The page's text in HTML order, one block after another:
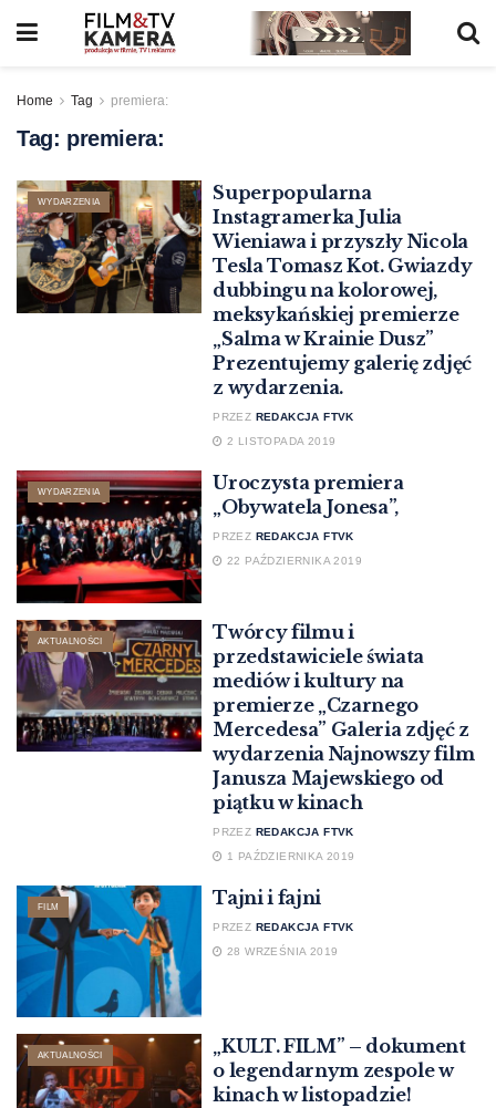
Home Tag premiera:
Tag: premiera:
WYDARZENIA
Superpopularna
Instagramerka Julia
Wieniawa i przyszły Nicola
Tesla Tomasz Kot. Gwiazdy
dubbingu na kolorowej,
meksykańskiej premierze
„Salma w Krainie Dusz”
Prezentujemy galerię zdjęć
z wydarzenia.
PRZEZ REDAKCJA FTVK
2 LISTOPADA 2019
WYDARZENIA
Uroczysta premiera
„Obywatela Jonesa”,
PRZEZ REDAKCJA FTVK
22 PAŹDZIERNIKA 2019
AKTUALNOŚCI
Twórcy filmu i
przedstawiciele świata
mediów i kultury na
premierze „Czarnego
Mercedesa” Galeria zdjęć z
wydarzenia Najnowszy film
Janusza Majewskiego od
piątku w kinach
PRZEZ REDAKCJA FTVK
1 PAŹDZIERNIKA 2019
FILM Tajni i fajni
PRZEZ REDAKCJA FTVK
28 WRZEŚNIA 2019
AKTUALNOŚCI
„KULT. FILM” – dokument
o legendarnym zespole w
kinach w listopadzie!